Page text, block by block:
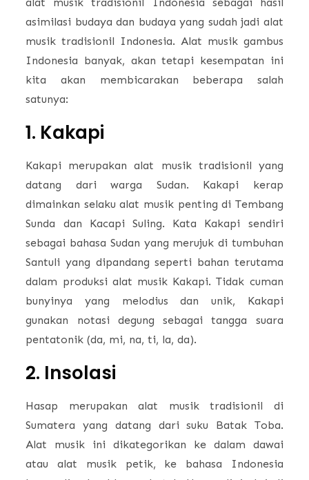
asimilasi budaya dan budaya yang sudah jadi alat
musik tradisionil Indonesia. Alat musik gambus
Indonesia banyak, akan tetapi kesempatan ini
kita akan membicarakan beberapa salah
satunya:
1. Kakapi
Kakapi merupakan alat musik tradisionil yang
datang dari warga Sudan. Kakapi kerap
dimainkan selaku alat musik penting di Tembang
Sunda dan Kacapi Suling. Kata Kakapi sendiri
sebagai bahasa Sudan yang merujuk di tumbuhan
Santuli yang dipandang seperti bahan terutama
dalam produksi alat musik Kakapi. Tidak cuman
bunyinya yang melodius dan unik, Kakapi
gunakan notasi degung sebagai tangga suara
pentatonik (da, mi, na, ti, la, da).
2. Insolasi
Hasap merupakan alat musik tradisionil di
Sumatera yang datang dari suku Batak Toba.
Alat musik ini dikategorikan ke dalam dawai
atau alat musik petik, ke bahasa Indonesia